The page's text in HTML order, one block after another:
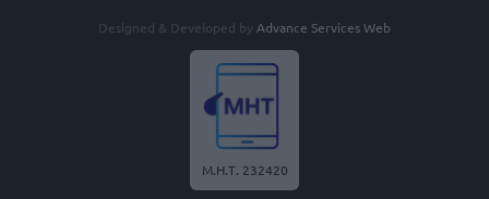
Designed & Developed by Advance Services Web
Μ.Η.Τ. 232420